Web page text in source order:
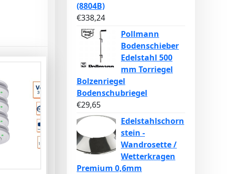
(8804B)
€338,24
Pollmann
Bodenschieber
Edelstahl 500
mm Torriegel
Bolzenriegel
Bodenschubriegel
€29,65
Edelstahlschorn
stein -
Wandrosette /
Wetterkragen
Premium 0,6mm